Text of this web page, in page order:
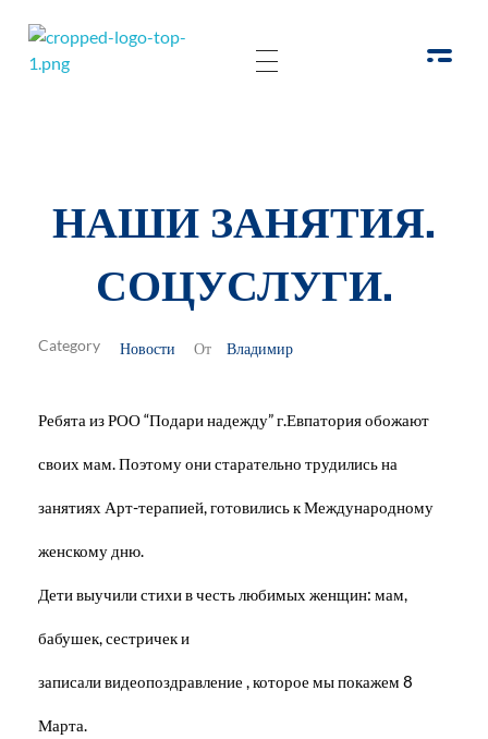
НАШИ ЗАНЯТИЯ.
СОЦУСЛУГИ.
От Владимир
Новости
Ребята из РОО “Подари надежду” г.Евпатория обожают
своих мам. Поэтому они старательно трудились на
занятиях Арт-терапией, готовились к Международному
женскому дню.
Дети выучили стихи в честь любимых женщин: мам,
бабушек, сестричек и
записали видеопоздравление , которое мы покажем 8
Марта.